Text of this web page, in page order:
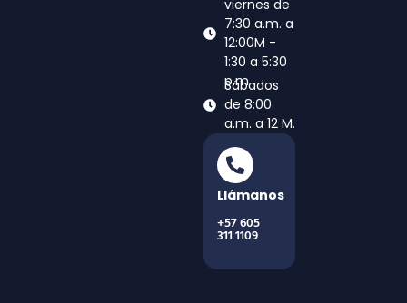
viernes de
7:30 a.m. a
12:00M -
1:30 a 5:30
p.m
Sábados
de 8:00
a.m. a 12 M.
Llámanos
+57 605
311 1109